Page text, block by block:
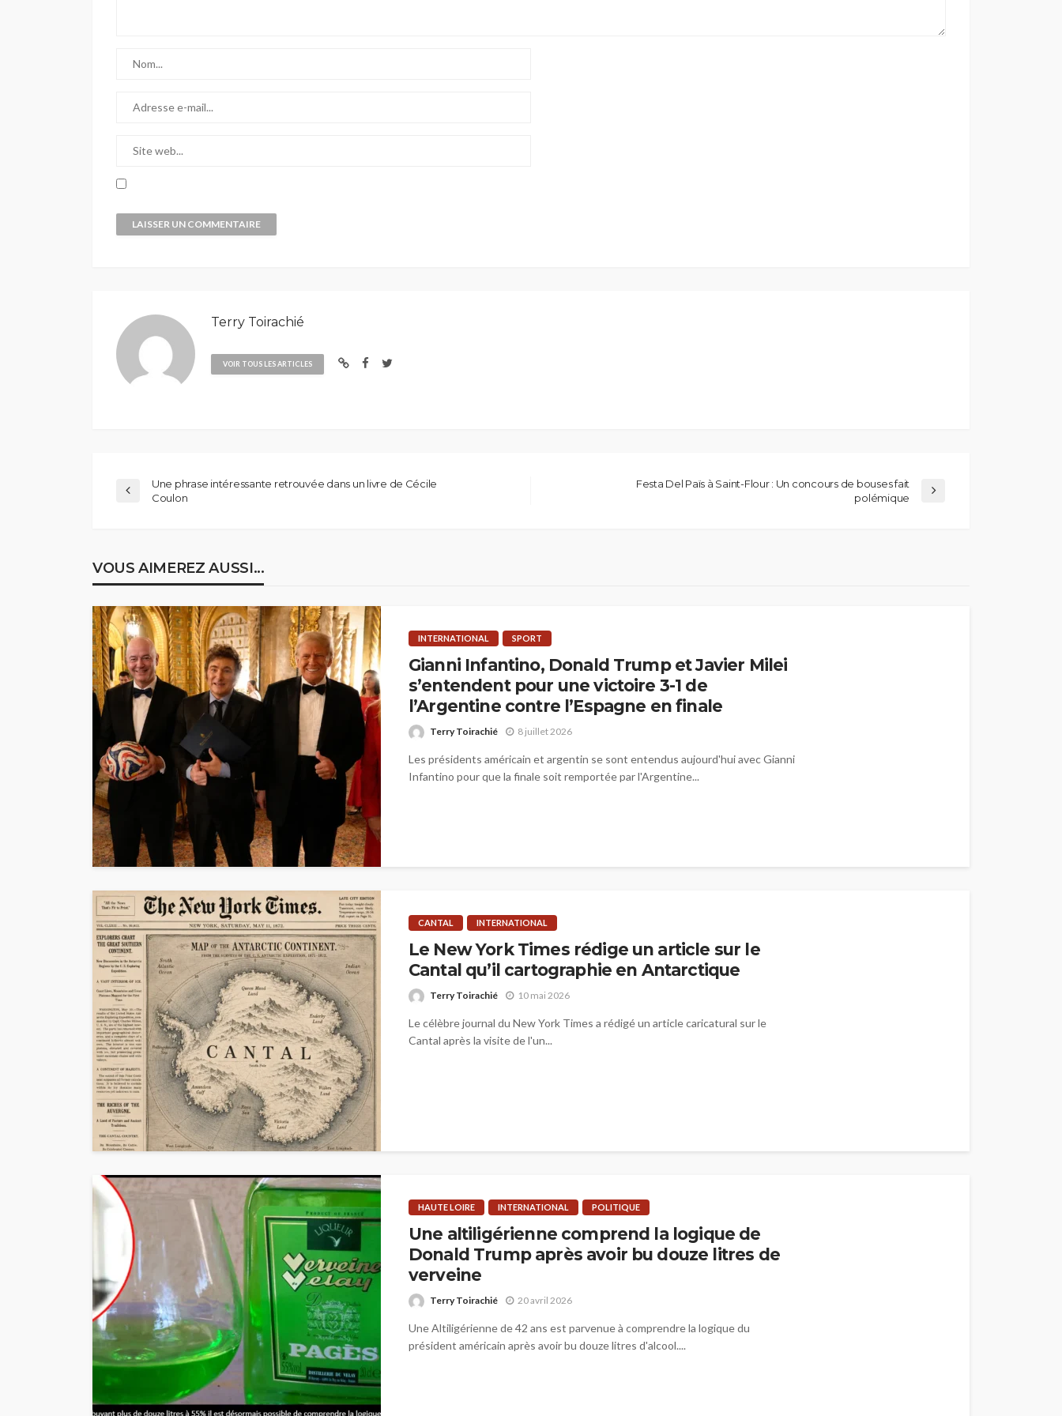
Terry Toirachié
VOIR TOUS LES ARTICLES
Une phrase intéressante retrouvée dans un livre de Cécile
Coulon
Festa Del Païs à Saint-Flour : Un concours de bouses fait
polémique
VOUS AIMEREZ AUSSI...
INTERNATIONAL SPORT
Gianni Infantino, Donald Trump et Javier Milei
s’entendent pour une victoire 3-1 de
l’Argentine contre l’Espagne en finale
Terry Toirachié 8 juillet 2026
Les présidents américain et argentin se sont entendus aujourd'hui avec Gianni
Infantino pour que la finale soit remportée par l'Argentine...
CANTAL INTERNATIONAL
Le New York Times rédige un article sur le
Cantal qu’il cartographie en Antarctique
Terry Toirachié 10 mai 2026
Le célèbre journal du New York Times a rédigé un article caricatural sur le
Cantal après la visite de l'un...
HAUTE LOIRE INTERNATIONAL POLITIQUE
Une altiligérienne comprend la logique de
Donald Trump après avoir bu douze litres de
verveine
Terry Toirachié 20 avril 2026
Une Altiligérienne de 42 ans est parvenue à comprendre la logique du
président américain après avoir bu douze litres d'alcool....